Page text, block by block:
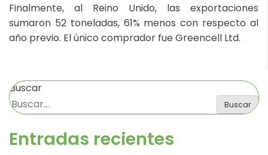
Finalmente, al Reino Unido, las exportaciones
sumaron 52 toneladas, 61% menos con respecto al
año previo. El único comprador fue Greencell Ltd.
Buscar
Buscar
Entradas recientes